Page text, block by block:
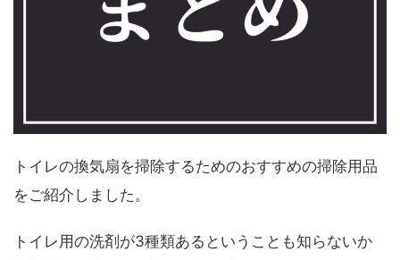
トイレの換気扇を掃除するためのおすすめの掃除用品
をご紹介しました。
トイレ用の洗剤が3種類あるということも知らないか